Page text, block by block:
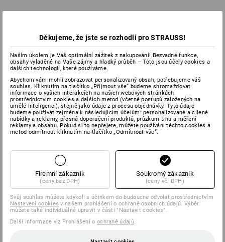
Děkujeme, že jste se rozhodli pro STRAUSS!
Naším úkolem je Váš optimální zážitek z nakupování! Bezvadné funkce,
obsahy vyladěné na Vaše zájmy a hladký průběh – Toto jsou účely cookies a
dalších technologií, které používáme.
Abychom vám mohli zobrazovat personalizovaný obsah, potřebujeme váš
souhlas. Kliknutím na tlačítko „Přijmout vše“ budeme shromažďovat
informace o vašich interakcích na našich webových stránkách
prostřednictvím cookies a dalších metod (včetně postupů založených na
umělé inteligenci), stejně jako údaje z procesu objednávky. Tyto údaje
budeme používat zejména k následujícím účelům: personalizované a cílené
nabídky a reklamy, přesná doporučení produktů, průzkum trhu a měření
reklamy a obsahu. Pokud si to nepřejete, můžete používání těchto cookies a
metod odmítnout kliknutím na tlačítko „Odmítnout vše“.
Firemní zákazník
(ceny bez DPH)
Soukromý zákazník
(ceny vč. DPH)
Svůj souhlas můžete kdykoli s účinkem do budoucna odvolat prostřednictvím
Nastavení cookies v našem prohlášení o ochraně osobních údajů. Výběr
můžete také individuálně upravit v části "Nastavit cookies".
Další informace viz Prohlášení o ochraně údajů.